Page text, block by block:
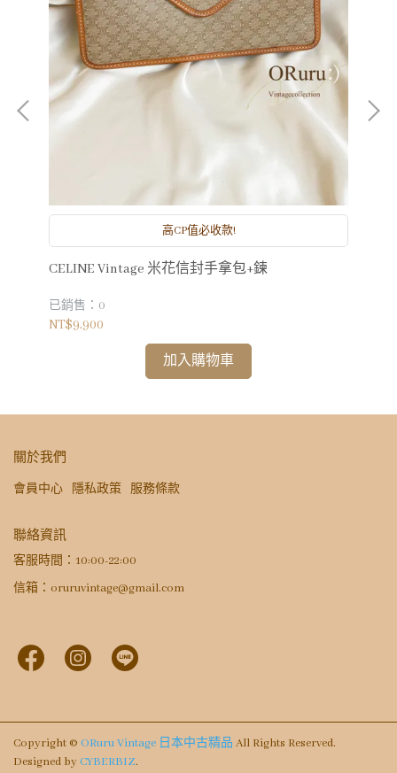
高CP值必收款!
CELINE Vintage 米花信封手拿包+鍊
已銷售：0
NT$9,900
加入購物車
關於我們
會員中心 隱私政策 服務條款
聯絡資訊
客服時間：10:00-22:00
信箱：oruruvintage@gmail.com
Copyright © ORuru Vintage 日本中古精品 All Rights Reserved.
Designed by CYBERBIZ.